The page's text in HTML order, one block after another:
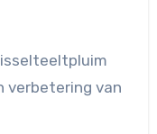
verbetering van